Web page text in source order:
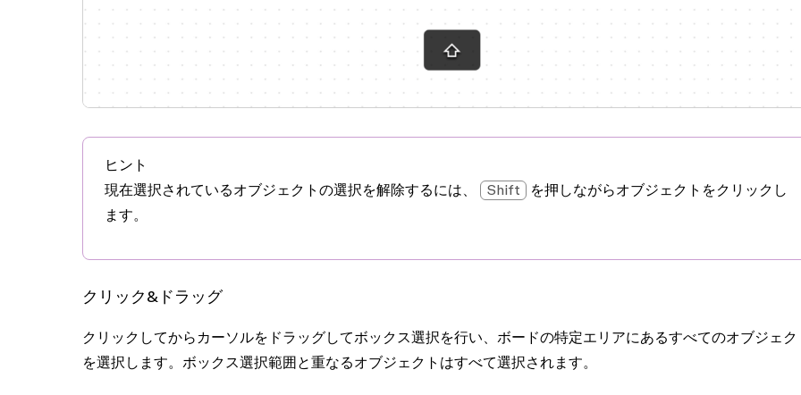
ヒント
現在選択されているオブジェクトの選択を解除するには、
Shift
を押しながらオブジェクトをクリックし
ます。
クリック&ドラッグ
クリックしてからカーソルをドラッグしてボックス選択を行い、ボードの特定エリアにあるすべてのオブジェク
を選択します。ボックス選択範囲と重なるオブジェクトはすべて選択されます。